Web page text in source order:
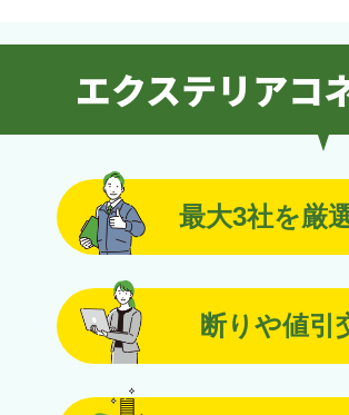
エクステリアコ
最大3社を厳
断りや値引